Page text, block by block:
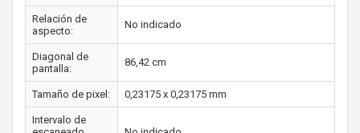
Relación de
aspecto:
No indicado
Diagonal de
pantalla:
86,42 cm
Tamaño de pixel: 0,23175 x 0,23175 mm
Intervalo de